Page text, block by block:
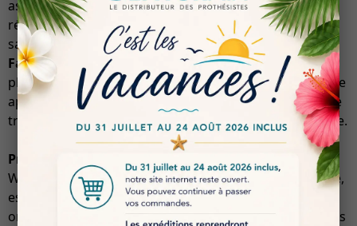
assurant ainsi une longévité accrue des modèles
réalisés. Sa robustesse permet de manipuler les pièces
sans risque de fissures ou de déformations.
Facilité d’Utilisation
: Grâce à sa consistance idéale, le
plâtre se mélange facilement avec l’eau, permettant une
application fluide et homogène. Cela réduit le temps de
travail et améliore l’efficacité des processus de moulage.
Précision Dimensionnelle : Le plâtre orthodontique
Whip Mix offre une excellente précision dimensionnelle,
essentielle pour la fabrication de dispositifs
orthodontiques. Sa capacité à reproduire fidèlement les